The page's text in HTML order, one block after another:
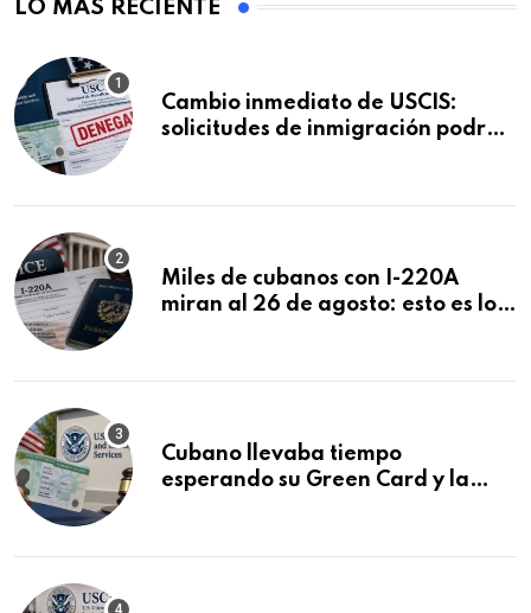
LO MÁS RECIENTE
Cambio inmediato de USCIS:
solicitudes de inmigración podrán
Miles de cubanos con I-220A
miran al 26 de agosto: esto es lo
Cubano llevaba tiempo
esperando su Green Card y la